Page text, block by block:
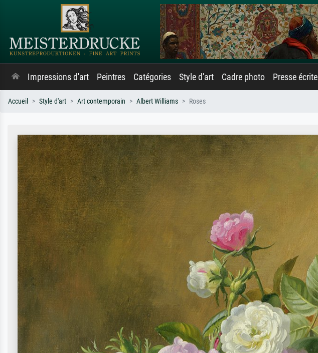
Impressions d'art Peintres Catégories Style d'art Cadre photo Presse écrite
Accueil Style d'art Art contemporain Albert Williams Roses